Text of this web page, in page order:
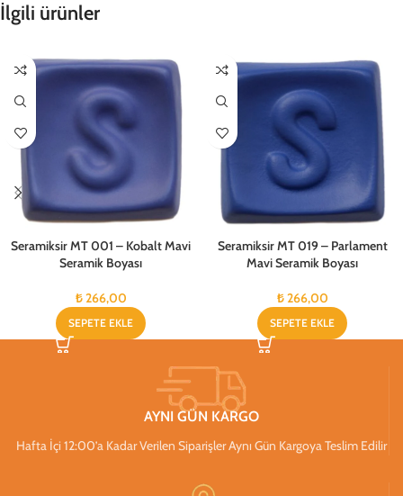
İlgili ürünler
Seramiksir MT 001 – Kobalt Mavi
Seramik Boyası
₺266,00
SEPETE EKLE
Seramiksir MT 019 – Parlament
Mavi Seramik Boyası
₺266,00
SEPETE EKLE
AYNI GÜN KARGO
Hafta İçi 12:00’a Kadar Verilen Siparişler Aynı Gün Kargoya Teslim Edilir